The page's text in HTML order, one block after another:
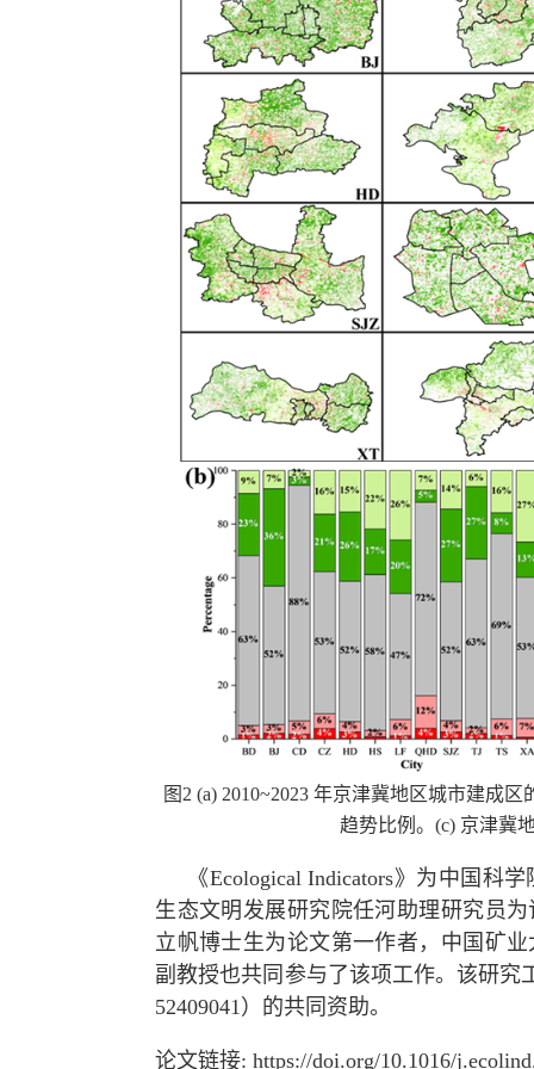
图2 (a) 2010~2023 年京津冀地区城市建成
趋势比例。(c) 京津冀
《Ecological Indicators》为中国科学
生态文明发展研究院任河助理研究员
立帆博士生为论文第一作者，中国矿
副教授也共同参与了该项工作。该研究
52409041）的共同资助。
论文链接: https://doi.org/10.1016/